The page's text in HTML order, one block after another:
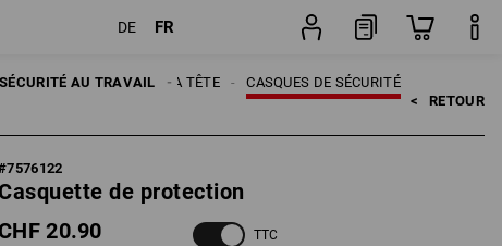
DE FR
SÉCURITÉ AU TRAVAIL CASQUES DE SÉCURITÉ
PROTECTION DE LA TÊTE
< RETOUR
7576122
Casquette de protection
CHF 20.90
TTC